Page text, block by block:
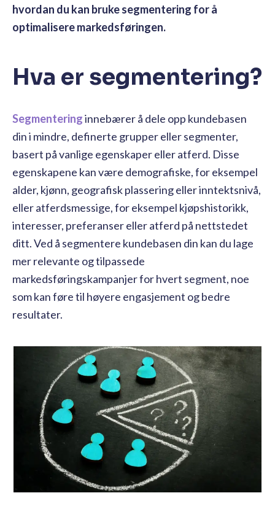
hvordan du kan bruke segmentering for å
optimalisere markedsføringen.
Hva er segmentering?
Segmenteringinnebærer å dele opp kundebasen
din i mindre, definerte grupper eller segmenter,
basert på vanlige egenskaper eller atferd. Disse
egenskapene kan være demografiske, for eksempel
alder, kjønn, geografisk plassering eller inntektsnivå,
eller atferdsmessige, for eksempel kjøpshistorikk,
interesser, preferanser eller atferd på nettstedet
ditt. Ved å segmentere kundebasen din kan du lage
mer relevante og tilpassede
markedsføringskampanjer for hvert segment, noe
som kan føre til høyere engasjement og bedre
resultater.